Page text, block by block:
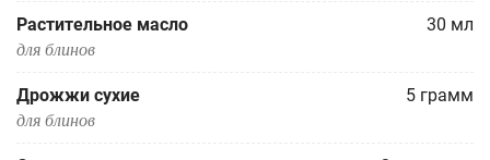
Растительное масло 30 мл
для блинов
Дрожжи сухие 5 грамм
для блинов